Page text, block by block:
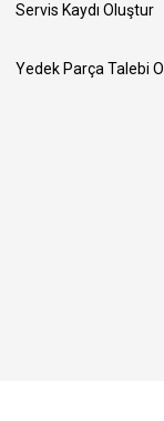
Servis Kaydı Oluştur
Yedek Parça Talebi